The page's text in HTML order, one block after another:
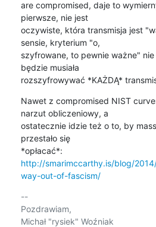
are compromised, daje to
pierwsze, nie jest
oczywiste, która transmisja jest
sensie, kryterium "o,
szyfrowane, to pewnie ważne" nie
będzie musiała
rozszyfrowywać *KAŻDĄ*
Nawet z compromised NIST
narzut obliczeniowy, a
ostatecznie idzie też o to, by
przestało się
http://smarimccarthy.is/blog/
way-out-of-fascism/
--
Pozdrawiam,
Michał "rysiek" Woźniak